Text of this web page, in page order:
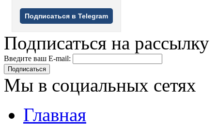
Подписаться в Telegram
Подписаться на рассылку
Введите ваш E-mail:
Подписаться
Мы в социальных сетях
Главная